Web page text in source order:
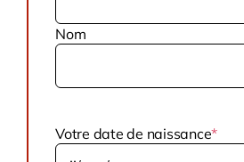
Nom
Votre date de naissance*